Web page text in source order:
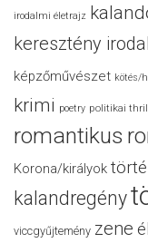
irodalmi életrajz
keresztény
képzőművészet kötés/
krimi poetry politikai
romantikus
Korona/királyok
kalandregény
viccgyűjtemény zene